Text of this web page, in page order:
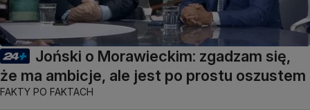
Joński o Morawieckim: zgadzam się,
że ma ambicje, ale jest po prostu oszustem
FAKTY PO FAKTACH